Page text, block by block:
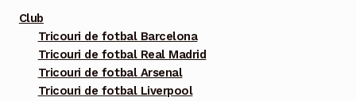
Club
Tricouri de fotbal Barcelona
Tricouri de fotbal Real Madrid
Tricouri de fotbal Arsenal
Tricouri de fotbal Liverpool